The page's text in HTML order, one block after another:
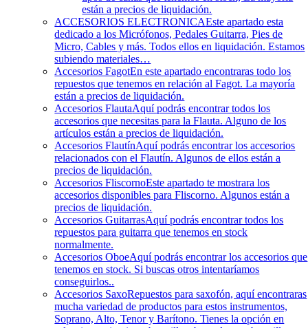
están a precios de liquidación.
ACCESORIOS ELECTRONICAEste apartado esta
dedicado a los Micrófonos, Pedales Guitarra, Pies de
Micro, Cables y más. Todos ellos en liquidación. Estamos
subiendo materiales…
Accesorios FagotEn este apartado encontraras todo los
repuestos que tenemos en relación al Fagot. La mayoría
están a precios de liquidación.
Accesorios FlautaAquí podrás encontrar todos los
accesorios que necesitas para la Flauta. Alguno de los
artículos están a precios de liquidación.
Accesorios FlautínAquí podrás encontrar los accesorios
relacionados con el Flautín. Algunos de ellos están a
precios de liquidación.
Accesorios FliscornoEste apartado te mostrara los
accesorios disponibles para Fliscorno. Algunos están a
precios de liquidación.
Accesorios GuitarrasAquí podrás encontrar todos los
repuestos para guitarra que tenemos en stock
normalmente.
Accesorios OboeAquí podrás encontrar los accesorios que
tenemos en stock. Si buscas otros intentaríamos
conseguirlos..
Accesorios SaxoRepuestos para saxofón, aquí encontraras
mucha variedad de productos para estos instrumentos,
Soprano, Alto, Tenor y Barítono. Tienes la opción en